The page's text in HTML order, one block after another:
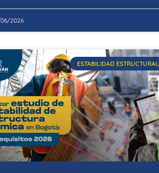
2026
ESTABILIDAD ESTRUCTURAL